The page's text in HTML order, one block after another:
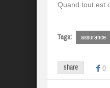
Quand tout est
Tags: assurance
share 0